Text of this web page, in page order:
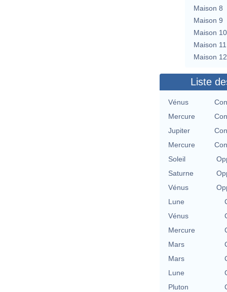
Maison 8
Maison 9
Maison 10
Maison 11
Maison 12
Liste
Vénus
Mercure
Jupiter
Mercure
Soleil
Saturne
Vénus
Lune
Vénus
Mercure
Mars
Mars
Lune
Pluton